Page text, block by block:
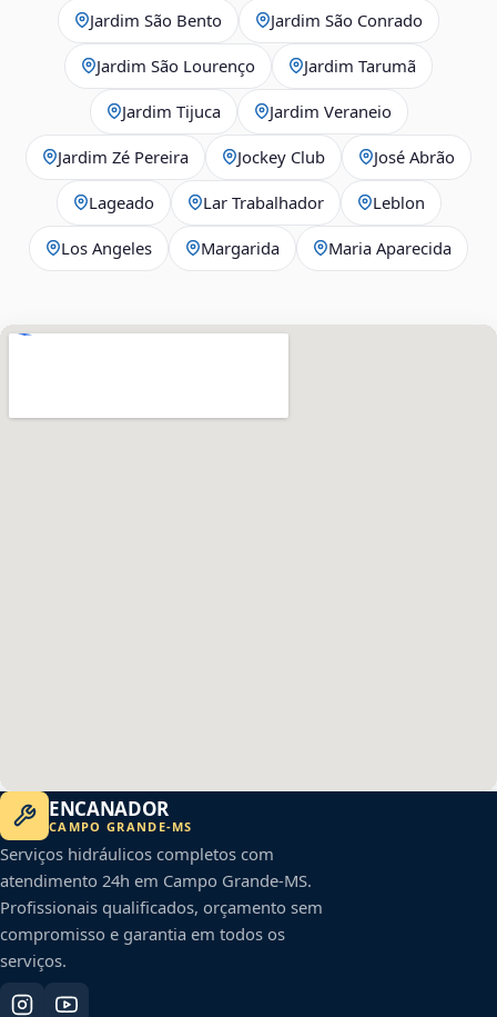
Jardim São Bento Jardim São Conrado
Jardim São Lourenço Jardim Tarumã
Jardim Tijuca Jardim Veraneio
Jardim Zé Pereira Jockey Club José Abrão
Lageado Lar Trabalhador Leblon
Los Angeles Margarida Maria Aparecida
ENCANADOR
CAMPO GRANDE-MS
Serviços hidráulicos completos com
atendimento 24h em Campo Grande-MS.
Profissionais qualificados, orçamento sem
compromisso e garantia em todos os
serviços.